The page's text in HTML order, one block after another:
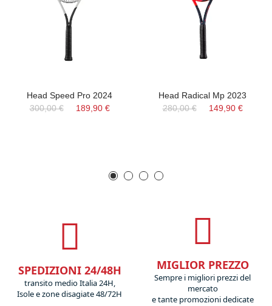
Head Speed Pro 2024
300,00 €
189,90 €
Head Radical Mp 2023
280,00 €
149,90 €
SPEDIZIONI 24/48H
transito medio Italia 24H,
Isole e zone disagiate 48/72H
MIGLIOR PREZZO
Sempre i migliori prezzi del
mercato
e tante promozioni dedicate